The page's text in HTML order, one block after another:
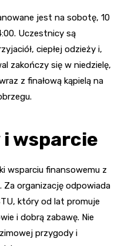
jest na sobotę, 10
Uczestnicy są
ciepłej odzieży i,
zakończy się w niedzielę,
z finałową kąpielą na
wsparcie
wsparciu finansowemu z
Za organizację odpowiada
który od lat promuje
i dobrą zabawę. Nie
przygody i